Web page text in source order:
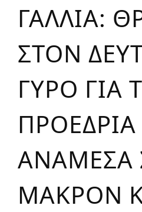
ΓΑΛΛΙΑ:
ΣΤΟΝ
ΓΥΡΟ ΓΙΑ
ΠΡΟΕΔΡΙΑ
ΑΝΑΜΕΣΑ
ΜΑΚΡΟΝ